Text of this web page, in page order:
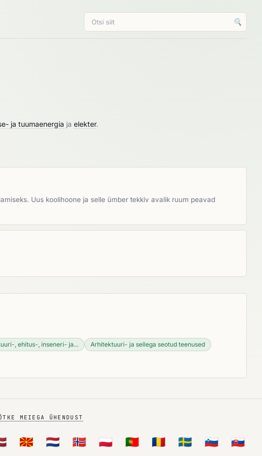
🔍
ja tuumaenergia ja elekter.
Uus koolihoone ja selle ümber tekkiv avalik ruum peavad
, ehitus-, inseneri- ja...
Arhitektuuri- ja sellega seotud teenused
MEIEGA ÜHENDUST
🇲🇰 🇳🇱 🇳🇴 🇵🇱 🇵🇹 🇷🇴 🇸🇪 🇸🇮 🇸🇰